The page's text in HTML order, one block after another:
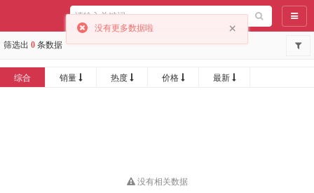
导航
筛选出 0 条数据
综合 销量 热度 价格 最新
没有相关数据
×
没有更多数据啦